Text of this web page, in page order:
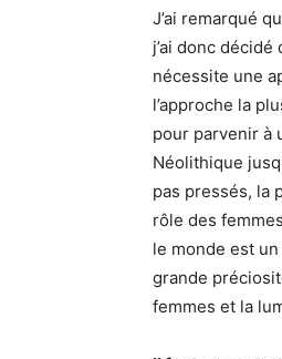
J’ai remarqué
j’ai donc
nécessite une
l’approche la
pour parvenir à
Néolithique
pas pressés, la
rôle des
le monde est
grande
femmes et la